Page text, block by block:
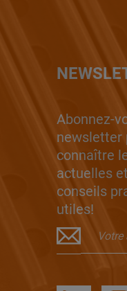
Abonnez-
newsletter
connaître
actuelles
conseils
utiles!